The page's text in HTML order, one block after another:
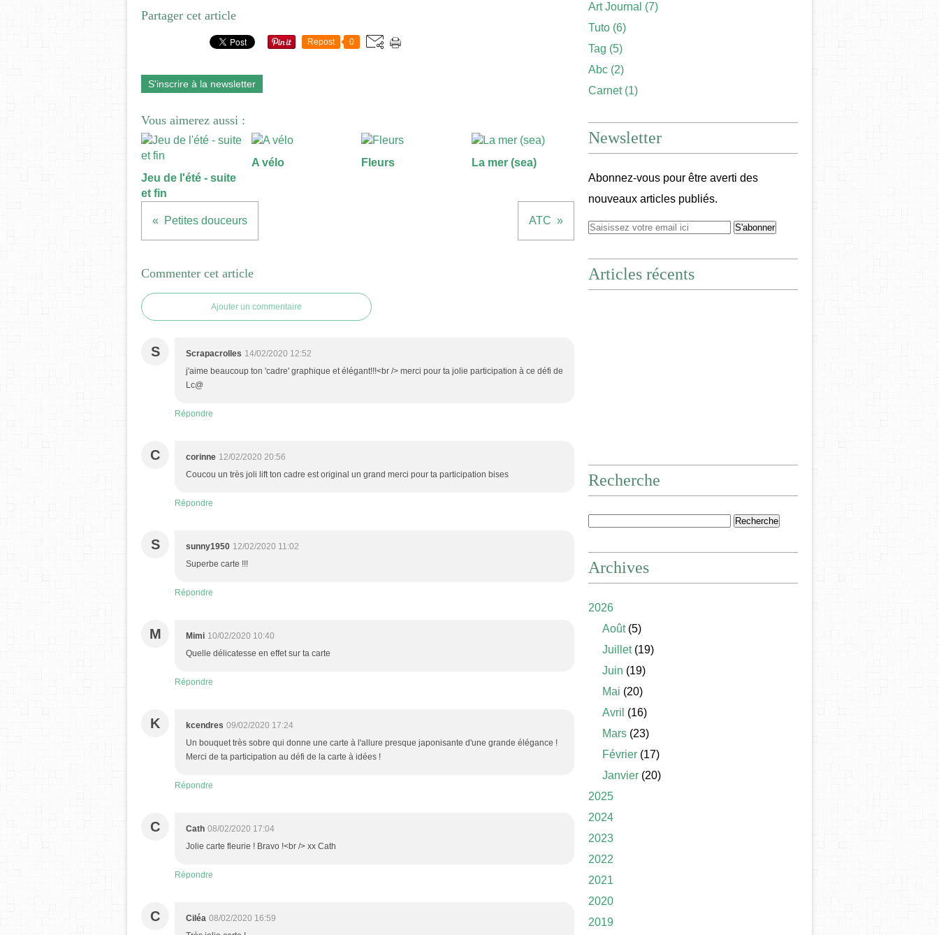
Partager cet article
Repost 0
S'inscrire à la newsletter
Vous aimerez aussi :
Jeu de l'été - suite
et fin
A vélo Fleurs La mer (sea)
Petites douceurs ATC
Commenter cet article
Ajouter un commentaire
S Scrapacrolles 14/02/2020 12:52
j'aime beaucoup ton 'cadre' graphique et élégant!!!<br /> merci pour ta jolie participation à ce défi de
Lc@
Répondre
C corinne 12/02/2020 20:56
Coucou un très joli lift ton cadre est original un grand merci pour ta participation bises
Répondre
S sunny1950 12/02/2020 11:02
Superbe carte !!!
Répondre
M Mimi 10/02/2020 10:40
Quelle délicatesse en effet sur ta carte
Répondre
K kcendres 09/02/2020 17:24
Un bouquet très sobre qui donne une carte à l'allure presque japonisante d'une grande élégance !
Merci de ta participation au défi de la carte à idées !
Répondre
C Cath 08/02/2020 17:04
Jolie carte fleurie ! Bravo !<br /> xx Cath
Répondre
C Ciléa 08/02/2020 16:59
Art Journal (7)
Tuto (6)
Tag (5)
Abc (2)
Carnet(1)
Newsletter
Abonnez-vous pour être averti des
nouveaux articles publiés.
Articles récents
Recherche
Archives
2026
Août(5)
Juillet(19)
Juin (19)
Mai (20)
Avril (16)
Mars (23)
Février (17)
Janvier (20)
2025
2024
2023
2022
2021
2020
2019